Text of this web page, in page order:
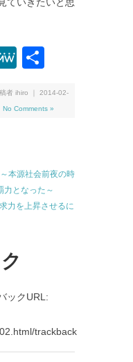
MeWe
者 ihiro ｜ 2014-02-
No Comments »
本源社会前夜の時
力となった～
力を上昇させるに
ックURL:
trackback